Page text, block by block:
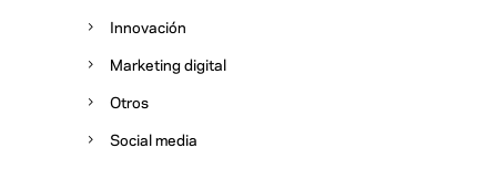
Innovación
Marketing digital
Otros
Social media